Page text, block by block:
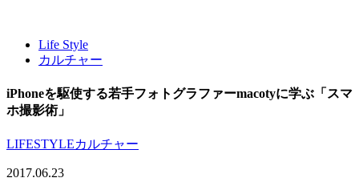
Life Style
カルチャー
iPhoneを駆使する若手フォトグラファーmacotyに学ぶ「スマ
ホ撮影術」
LIFESTYLEカルチャー
2017.06.23